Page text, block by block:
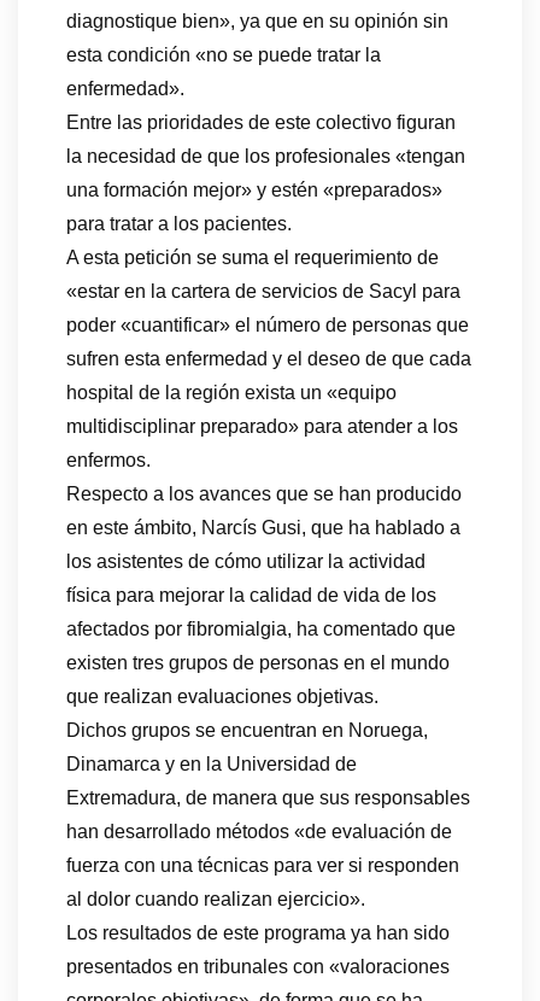
diagnostique bien», ya que en su opinión sin
esta condición «no se puede tratar la
enfermedad».
Entre las prioridades de este colectivo figuran
la necesidad de que los profesionales «tengan
una formación mejor» y estén «preparados»
para tratar a los pacientes.
A esta petición se suma el requerimiento de
«estar en la cartera de servicios de Sacyl para
poder «cuantificar» el número de personas que
sufren esta enfermedad y el deseo de que cada
hospital de la región exista un «equipo
multidisciplinar preparado» para atender a los
enfermos.
Respecto a los avances que se han producido
en este ámbito, Narcís Gusi, que ha hablado a
los asistentes de cómo utilizar la actividad
física para mejorar la calidad de vida de los
afectados por fibromialgia, ha comentado que
existen tres grupos de personas en el mundo
que realizan evaluaciones objetivas.
Dichos grupos se encuentran en Noruega,
Dinamarca y en la Universidad de
Extremadura, de manera que sus responsables
han desarrollado métodos «de evaluación de
fuerza con una técnicas para ver si responden
al dolor cuando realizan ejercicio».
Los resultados de este programa ya han sido
presentados en tribunales con «valoraciones